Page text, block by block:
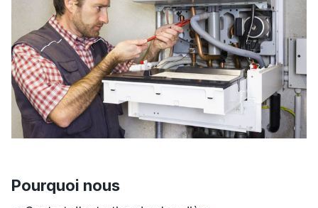
Pourquoi nous